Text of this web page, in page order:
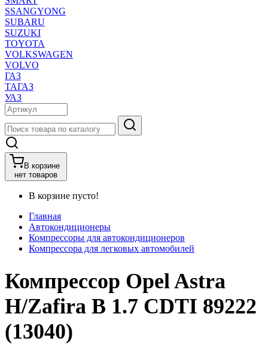
SSANGYONG
SUBARU
SUZUKI
TOYOTA
VOLKSWAGEN
VOLVO
ГАЗ
ТАГАЗ
УАЗ
В корзине
нет товаров
В корзине пусто!
Главная
Автокондиционеры
Компрессоры для автокондиционеров
Компрессора для легковых автомобилей
Компрессор Opel Astra
H/Zafira B 1.7 CDTI 89222
(13040)